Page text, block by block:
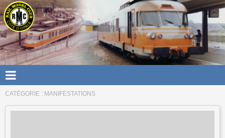
CATÉGORIE : MANIFESTATIONS